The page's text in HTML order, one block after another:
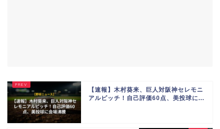
【速報】木村葵来、巨人対阪神セレモニ
アルピッチ！自己評価60点、美投球に...